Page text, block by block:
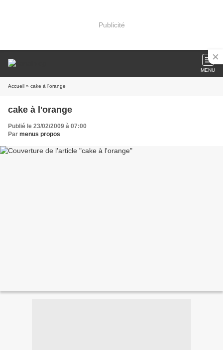
Publicité
MENU
Accueil » cake à l'orange
cake à l'orange
Publié le 23/02/2009 à 07:00
Par menus propos